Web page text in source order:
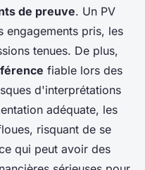
de preuve. Un PV
engagements pris, les
tenues. De plus,
fiable lors des
d'interprétations
adéquate, les
risquant de se
qui peut avoir des